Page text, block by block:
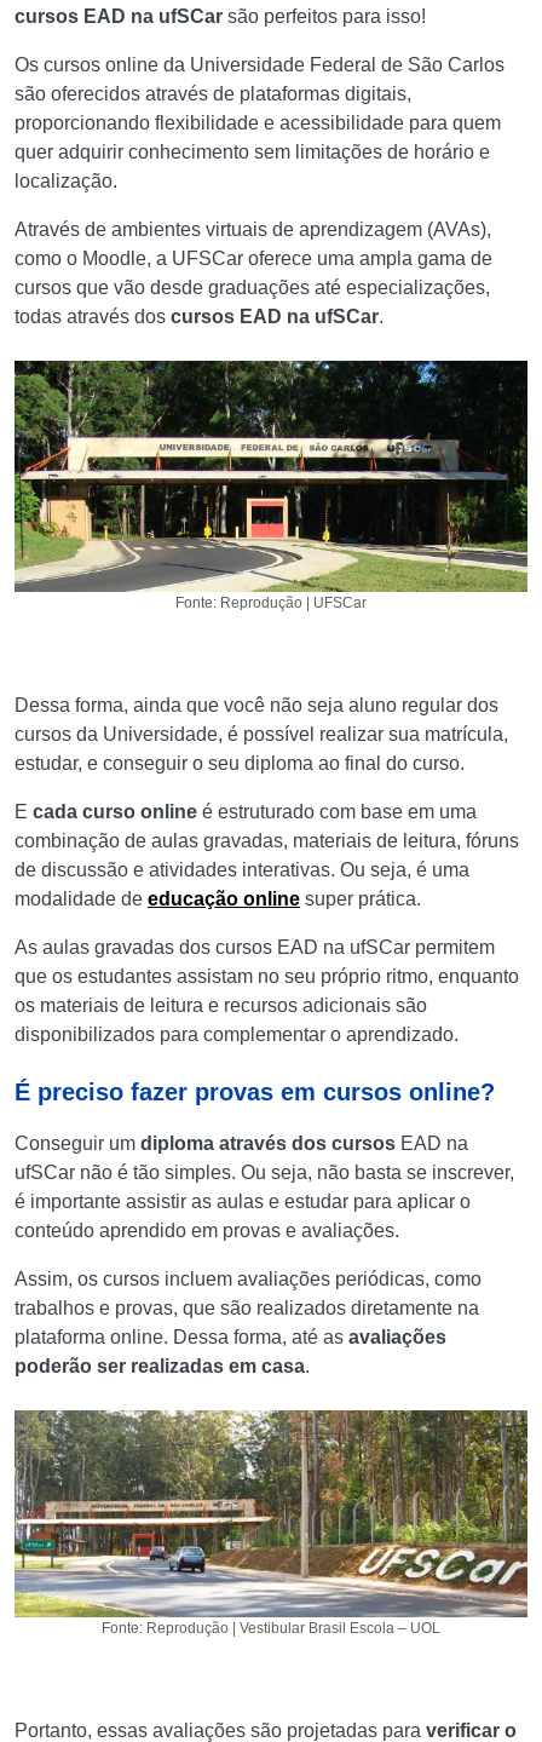
cursos EAD na ufSCar são perfeitos para isso!
Os cursos online da Universidade Federal de São Carlos
são oferecidos através de plataformas digitais,
proporcionando flexibilidade e acessibilidade para quem
quer adquirir conhecimento sem limitações de horário e
localização.
Através de ambientes virtuais de aprendizagem (AVAs),
como o Moodle, a UFSCar oferece uma ampla gama de
cursos que vão desde graduações até especializações,
todas através dos cursos EAD na ufSCar.
Fonte: Reprodução | UFSCar
Dessa forma, ainda que você não seja aluno regular dos
cursos da Universidade, é possível realizar sua matrícula,
estudar, e conseguir o seu diploma ao final do curso.
E cada curso online é estruturado com base em uma
combinação de aulas gravadas, materiais de leitura, fóruns
de discussão e atividades interativas. Ou seja, é uma
modalidade de educação online super prática.
As aulas gravadas dos cursos EAD na ufSCar permitem
que os estudantes assistam no seu próprio ritmo, enquanto
os materiais de leitura e recursos adicionais são
disponibilizados para complementar o aprendizado.
É preciso fazer provas em cursos online?
Conseguir um diploma através dos cursos EAD na
ufSCar não é tão simples. Ou seja, não basta se inscrever,
é importante assistir as aulas e estudar para aplicar o
conteúdo aprendido em provas e avaliações.
Assim, os cursos incluem avaliações periódicas, como
trabalhos e provas, que são realizados diretamente na
plataforma online. Dessa forma, até as avaliações
poderão ser realizadas em casa.
Fonte: Reprodução | Vestibular Brasil Escola – UOL
Portanto, essas avaliações são projetadas para verificar o